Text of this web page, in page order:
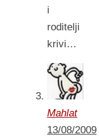
i
roditelji
krivi…
Mahlat
13/08/2009